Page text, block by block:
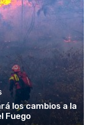
los cambios a la
Fuego